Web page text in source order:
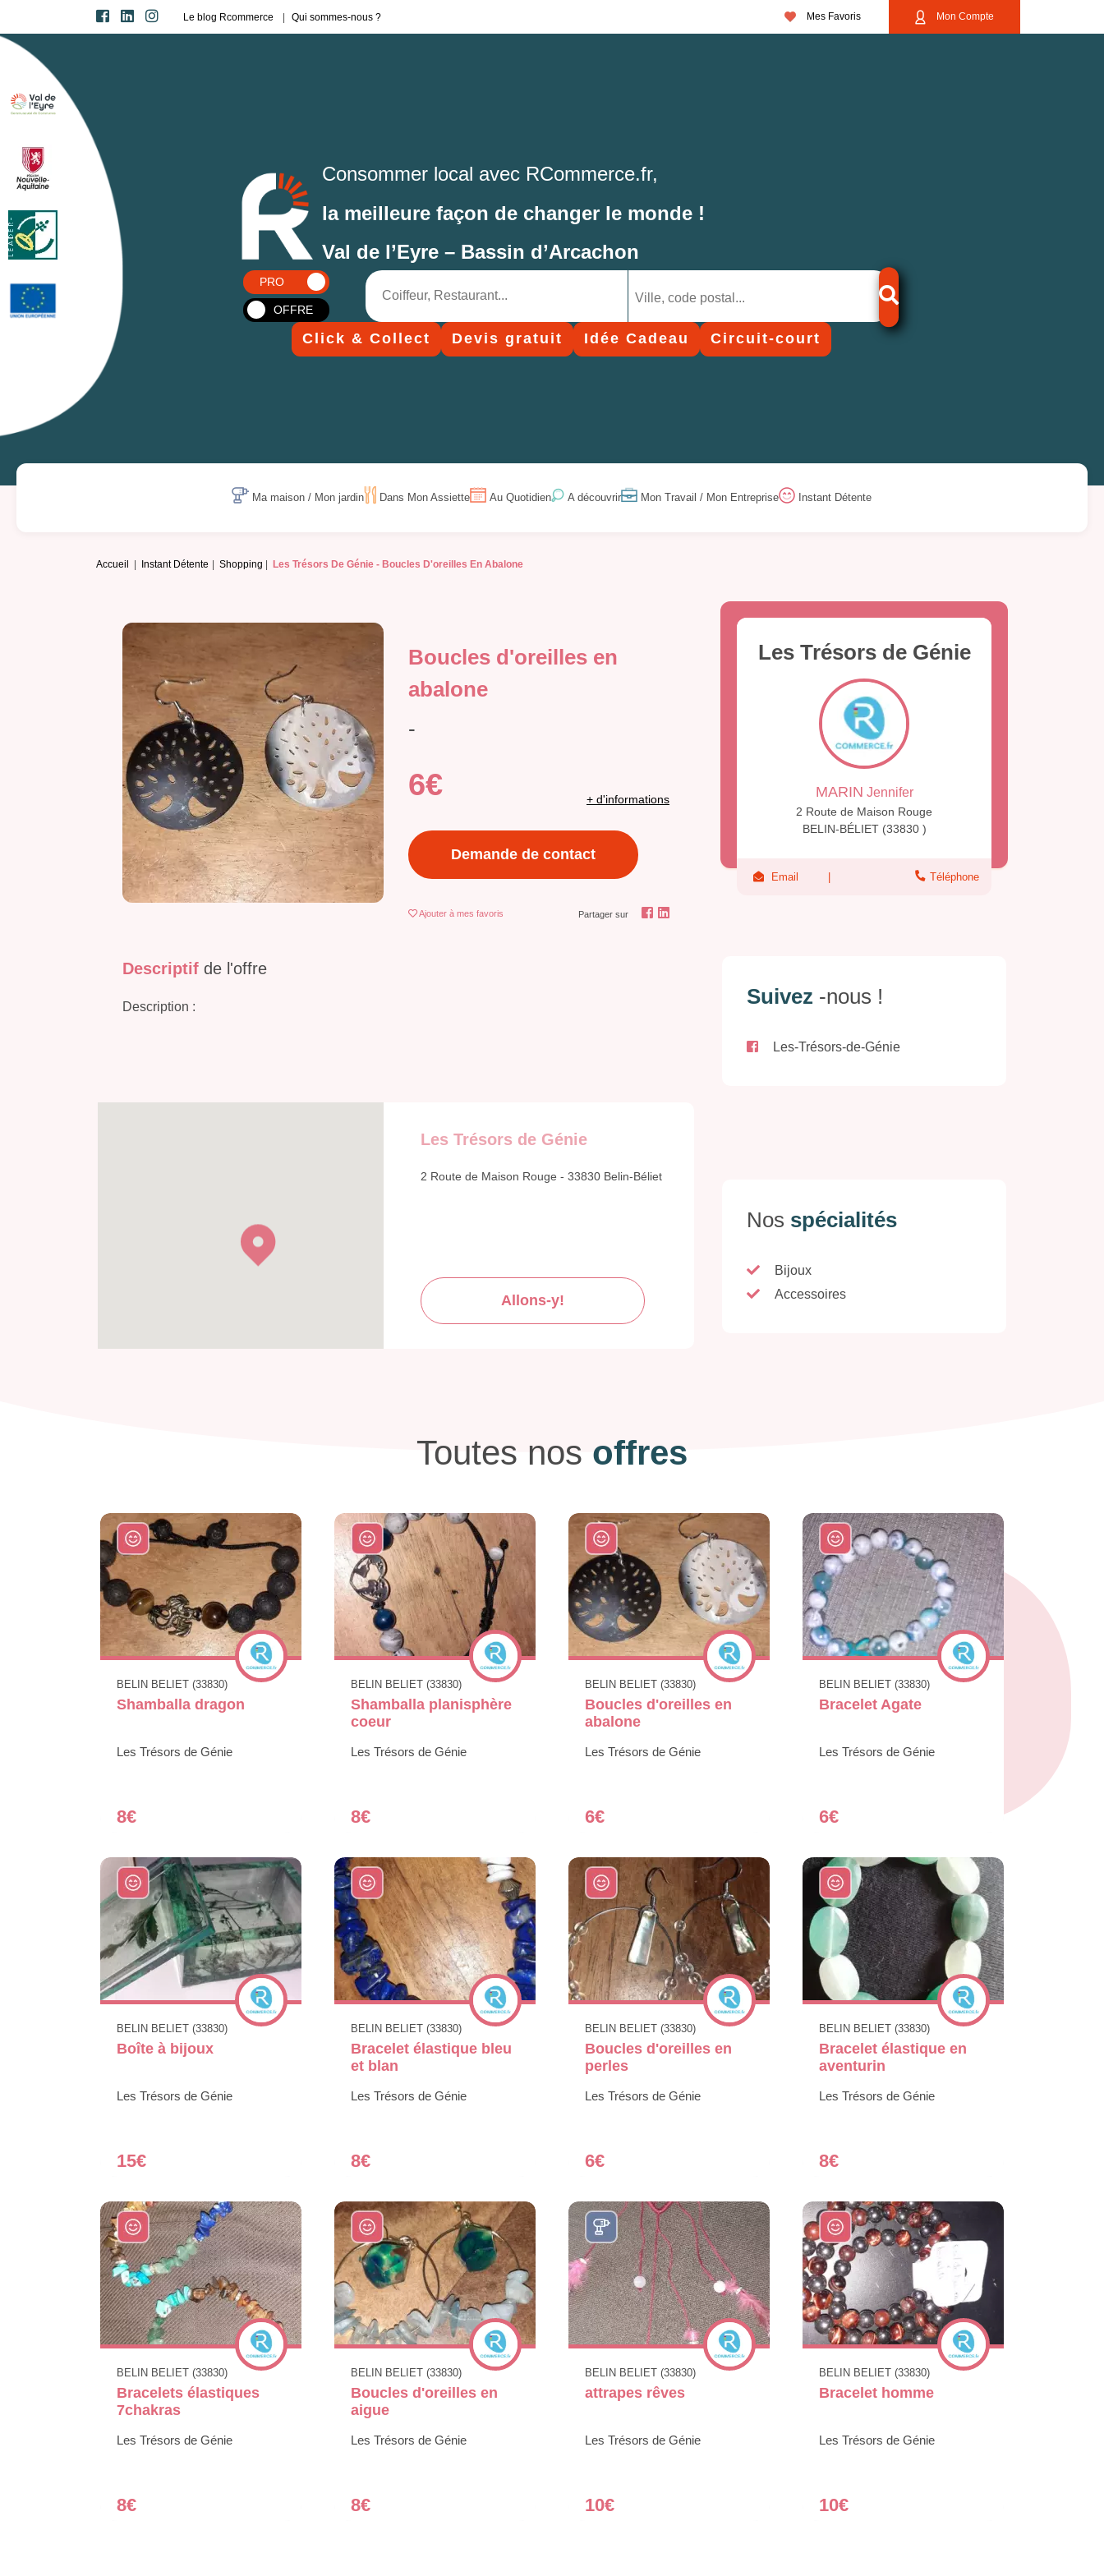
Le blog Rcommerce Qui sommes-nous ? Mes Favoris Mon Compte
Consommer local avec RCommerce.fr,
la meilleure façon de changer le monde !
Val de l’Eyre – Bassin d’Arcachon
PRO
OFFRE
Click & Collect Devis gratuit Idée Cadeau Circuit-court
Ma maison / Mon jardin Dans Mon Assiette Au Quotidien A découvrir Mon Travail / Mon Entreprise Instant Détente
Accueil Instant Détente Shopping Les Trésors De Génie - Boucles D'oreilles En Abalone
Boucles d'oreilles en
abalone
-
6€ + d'informations
Demande de contact
Ajouter à mes favoris Partager sur
Descriptif de l'offre
Description :
Les Trésors de Génie
2 Route de Maison Rouge - 33830 Belin-Béliet
Allons-y!
Les Trésors de Génie
MARIN Jennifer
2 Route de Maison Rouge
BELIN-BÉLIET (33830 )
Email Téléphone
Suivez -nous !
Les-Trésors-de-Génie
Nos spécialités
Bijoux
Accessoires
Toutes nos offres
BELIN BELIET (33830)
Shamballa dragon
Les Trésors de Génie
8€
BELIN BELIET (33830)
Shamballa planisphère
coeur
Les Trésors de Génie
8€
BELIN BELIET (33830)
Boucles d'oreilles en
abalone
Les Trésors de Génie
6€
BELIN BELIET (33830)
Bracelet Agate
Les Trésors de Génie
6€
BELIN BELIET (33830)
Boîte à bijoux
Les Trésors de Génie
15€
BELIN BELIET (33830)
Bracelet élastique bleu
et blan
Les Trésors de Génie
8€
BELIN BELIET (33830)
Boucles d'oreilles en
perles
Les Trésors de Génie
6€
BELIN BELIET (33830)
Bracelet élastique en
aventurin
Les Trésors de Génie
8€
BELIN BELIET (33830)
Bracelets élastiques
7chakras
Les Trésors de Génie
8€
BELIN BELIET (33830)
Boucles d'oreilles en
aigue
Les Trésors de Génie
8€
BELIN BELIET (33830)
attrapes rêves
Les Trésors de Génie
10€
BELIN BELIET (33830)
Bracelet homme
Les Trésors de Génie
10€